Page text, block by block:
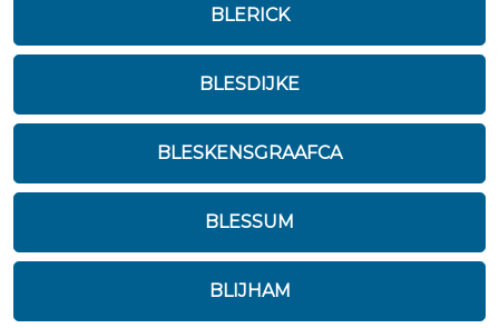
BLERICK
BLESDIJKE
BLESKENSGRAAFCA
BLESSUM
BLIJHAM